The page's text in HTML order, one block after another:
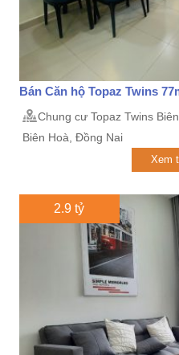
Bán Căn hộ Topaz Twins
Chung cư Topaz Twins
Biên Hoà, Đồng Nai
Xem
2.9 tỷ